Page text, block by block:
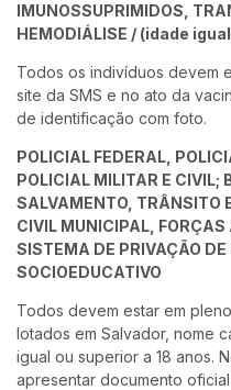
IMUNOSSUPRIMIDOS,
HEMODIÁLISE / (idade
Todos os indivíduos devem
site da SMS e no ato da
de identificação com foto.
POLICIAL FEDERAL,
POLICIAL MILITAR E CIVIL;
SALVAMENTO, TRÂNSITO
CIVIL MUNICIPAL,
SISTEMA DE PRIVAÇÃO DE
SOCIOEDUCATIVO
Todos devem estar em
lotados em Salvador, nome
igual ou superior a 18 anos.
apresentar documento